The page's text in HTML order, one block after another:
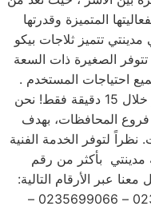
المتميزة وقدرتها
مدينتي تتميز ثلاجات بيكو
الصغيرة ذات السعة
احتياجات المستخدم .
يمكنك تجميد أي شيء في الفريزر خلال 15 دقيقة فقط! نحن
المحافظات، بهدف
نظراً لتوفر الخدمة الفنية
عبر الأرقام التالية:
01220261030 – 02357100080 – 0235699066 –